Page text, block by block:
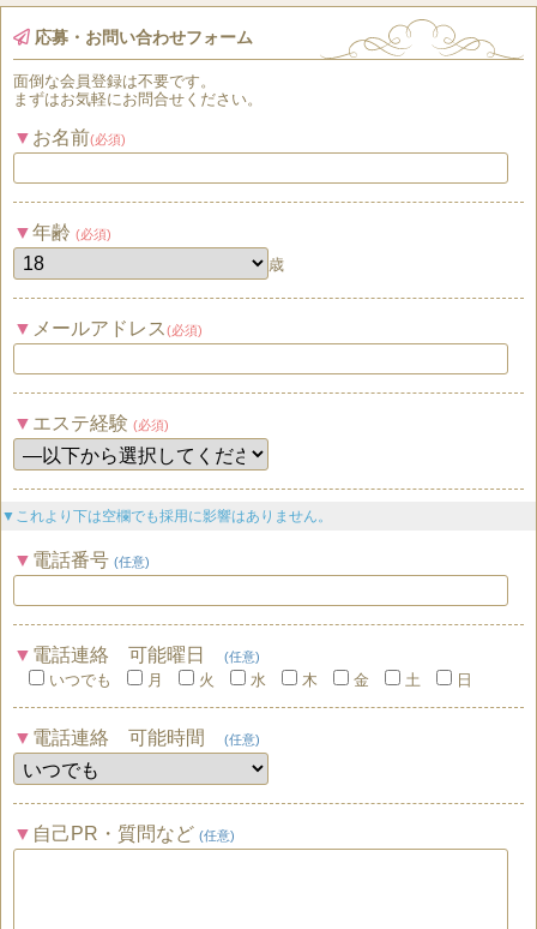
応募・お問い合わせフォーム
面倒な会員登録は不要です。
まずはお気軽にお問合せください。
お名前(必須)
年齢 (必須)
歳
メールアドレス (必須)
エステ経験 (必須)
▼これより下は空欄でも採用に影響はありません。
電話番号 (任意)
電話連絡 可能曜日 (任意)
いつでも 月 火 水 木 金 土 日
電話連絡 可能時間 (任意)
自己PR・質問など (任意)